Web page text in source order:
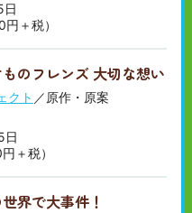
日
＋税）
のフレンズ 大切な想い
クト ／原作・原案
日
＋税）
界で大事件！